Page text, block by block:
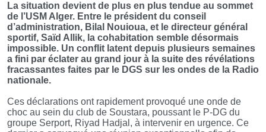
La situation devient de plus en plus tendue au sommet
de l’USM Alger. Entre le président du conseil
d’administration, Bilal Nouioua, et le directeur général
sportif, Saïd Allik, la cohabitation semble désormais
impossible. Un conflit latent depuis plusieurs semaines
a fini par éclater au grand jour à la suite des révélations
fracassantes faites par le DGS sur les ondes de la Radio
nationale.
Ces déclarations ont rapidement provoqué une onde de
choc au sein du club de Soustara, poussant le P-DG du
groupe Serport, Riyad Hadjal, à intervenir en urgence. Ce